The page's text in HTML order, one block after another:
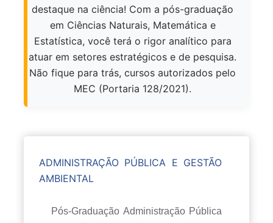
destaque na ciência! Com a pós-graduação
em Ciências Naturais, Matemática e
Estatística, você terá o rigor analítico para
atuar em setores estratégicos e de pesquisa.
Não fique para trás, cursos autorizados pelo
MEC (Portaria 128/2021).
ADMINISTRAÇÃO PÚBLICA E GESTÃO
AMBIENTAL
Pós-Graduação Administração Pública